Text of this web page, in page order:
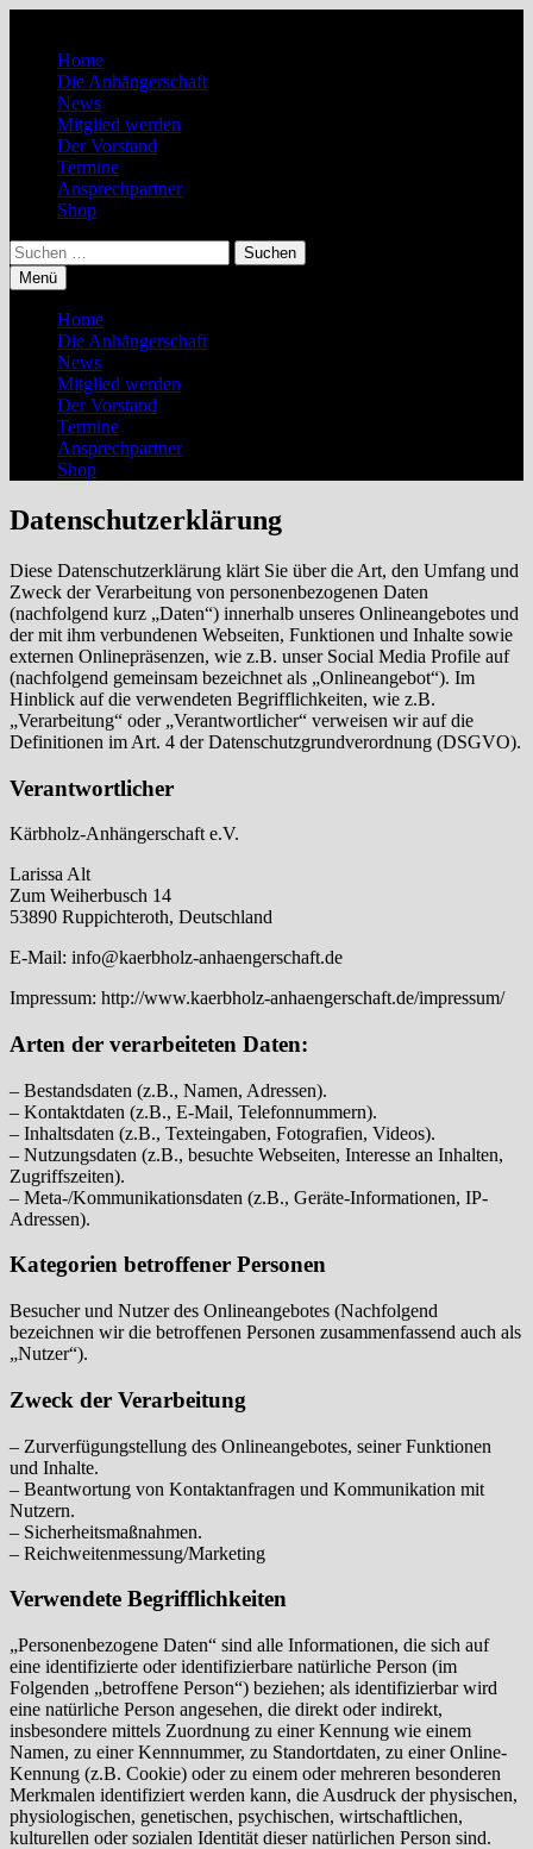
springenHome
Die Anhängerschaft
News
Mitglied werden
Der Vorstand
Termine
Ansprechpartner
Shop
Suchen
nach:
Menü
Home
Die Anhängerschaft
News
Mitglied werden
Der Vorstand
Termine
Ansprechpartner
Shop
Datenschutzerklärung
Diese Datenschutzerklärung klärt Sie über die Art, den Umfang und
Zweck der Verarbeitung von personenbezogenen Daten
(nachfolgend kurz „Daten“) innerhalb unseres Onlineangebotes und
der mit ihm verbundenen Webseiten, Funktionen und Inhalte sowie
externen Onlinepräsenzen, wie z.B. unser Social Media Profile auf
(nachfolgend gemeinsam bezeichnet als „Onlineangebot“). Im
Hinblick auf die verwendeten Begrifflichkeiten, wie z.B.
„Verarbeitung“ oder „Verantwortlicher“ verweisen wir auf die
Definitionen im Art. 4 der Datenschutzgrundverordnung (DSGVO).
Verantwortlicher
Kärbholz-Anhängerschaft e.V.
Larissa Alt
Zum Weiherbusch 14
53890 Ruppichteroth, Deutschland
E-Mail: info@kaerbholz-anhaengerschaft.de
Impressum: http://www.kaerbholz-anhaengerschaft.de/impressum/
Arten der verarbeiteten Daten:
– Bestandsdaten (z.B., Namen, Adressen).
– Kontaktdaten (z.B., E-Mail, Telefonnummern).
– Inhaltsdaten (z.B., Texteingaben, Fotografien, Videos).
– Nutzungsdaten (z.B., besuchte Webseiten, Interesse an Inhalten,
Zugriffszeiten).
– Meta-/Kommunikationsdaten (z.B., Geräte-Informationen, IP-
Adressen).
Kategorien betroffener Personen
Besucher und Nutzer des Onlineangebotes (Nachfolgend
bezeichnen wir die betroffenen Personen zusammenfassend auch als
„Nutzer“).
Zweck der Verarbeitung
– Zurverfügungstellung des Onlineangebotes, seiner Funktionen
und Inhalte.
– Beantwortung von Kontaktanfragen und Kommunikation mit
Nutzern.
– Sicherheitsmaßnahmen.
– Reichweitenmessung/Marketing
Verwendete Begrifflichkeiten
„Personenbezogene Daten“ sind alle Informationen, die sich auf
eine identifizierte oder identifizierbare natürliche Person (im
Folgenden „betroffene Person“) beziehen; als identifizierbar wird
eine natürliche Person angesehen, die direkt oder indirekt,
insbesondere mittels Zuordnung zu einer Kennung wie einem
Namen, zu einer Kennnummer, zu Standortdaten, zu einer Online-
Kennung (z.B. Cookie) oder zu einem oder mehreren besonderen
Merkmalen identifiziert werden kann, die Ausdruck der physischen,
physiologischen, genetischen, psychischen, wirtschaftlichen,
kulturellen oder sozialen Identität dieser natürlichen Person sind.